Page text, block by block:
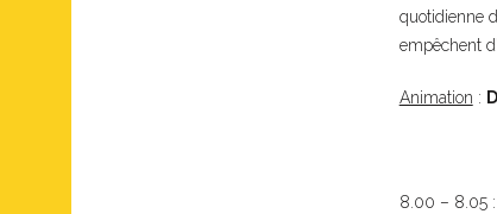
quotidienne
empêchent
Animation :
8.00 – 8.05